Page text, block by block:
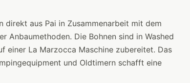
direkt aus Pai in Zusammenarbeit mit dem
Anbaumethoden. Die Bohnen sind in Washed
einer La Marzocca Maschine zubereitet. Das
und Oldtimern schafft eine